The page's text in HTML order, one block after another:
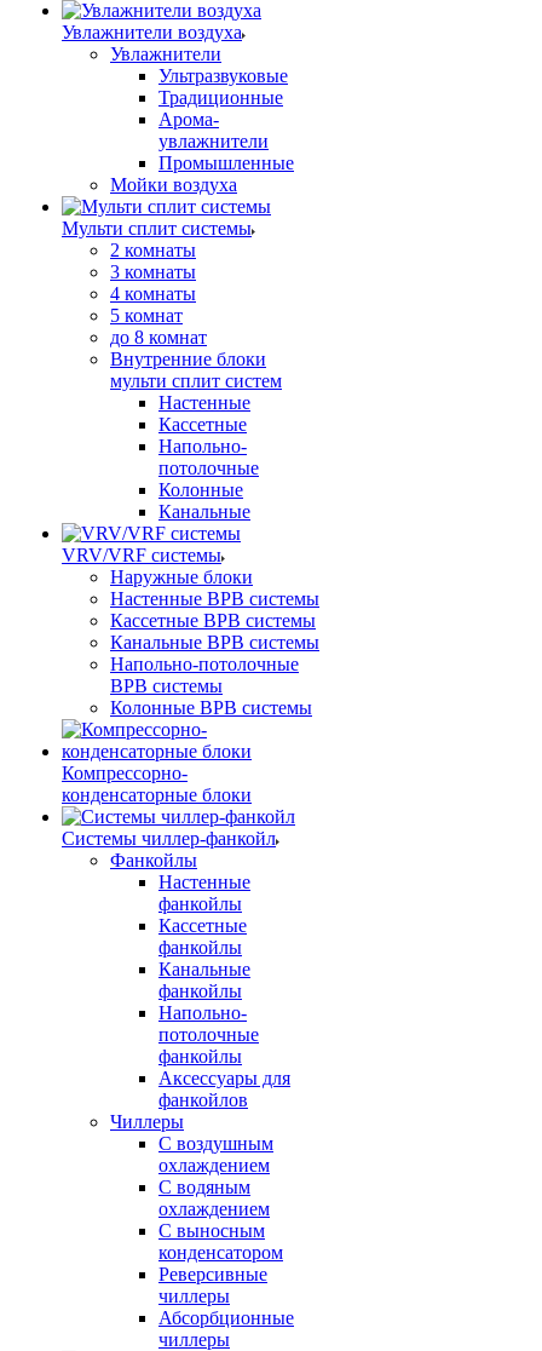
Увлажнители воздуха
Увлажнители
Ультразвуковые
Традиционные
Арома-
увлажнители
Промышленные
Мойки воздуха
Мульти сплит системы
2 комнаты
3 комнаты
4 комнаты
5 комнат
до 8 комнат
Внутренние блоки
мульти сплит систем
Настенные
Кассетные
Напольно-
потолочные
Колонные
Канальные
VRV/VRF системы
Наружные блоки
Настенные ВРВ системы
Кассетные ВРВ системы
Канальные ВРВ системы
Напольно-потолочные
ВРВ системы
Колонные ВРВ системы
Компрессорно-
конденсаторные блоки
Системы чиллер-фанкойл
Фанкойлы
Настенные
фанкойлы
Кассетные
фанкойлы
Канальные
фанкойлы
Напольно-
потолочные
фанкойлы
Аксессуары для
фанкойлов
Чиллеры
С воздушным
охлаждением
С водяным
охлаждением
С выносным
конденсатором
Реверсивные
чиллеры
Абсорбционные
чиллеры